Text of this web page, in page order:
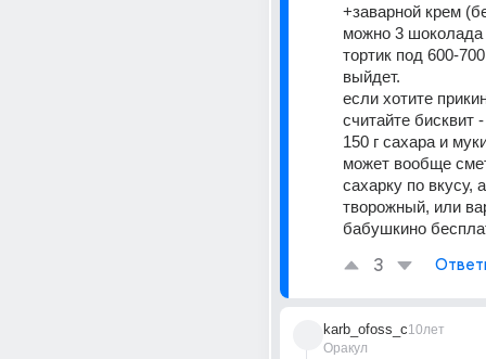
+заварной крем
можно 3 шоколада
тортик под 600-
выйдет.
если хотите
считайте бисквит
150 г сахара и
может вообще
сахарку по вкусу,
творожный, или
бабушкино
3
karb_ofoss_c
Оракул
10лет